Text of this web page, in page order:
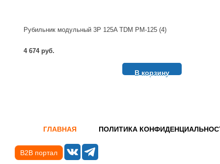
Рубильник модульный 3P 125A TDM РМ-125 (4)
4 674 руб.
В корзину
ГЛАВНАЯ ПОЛИТИКА
B2B портал